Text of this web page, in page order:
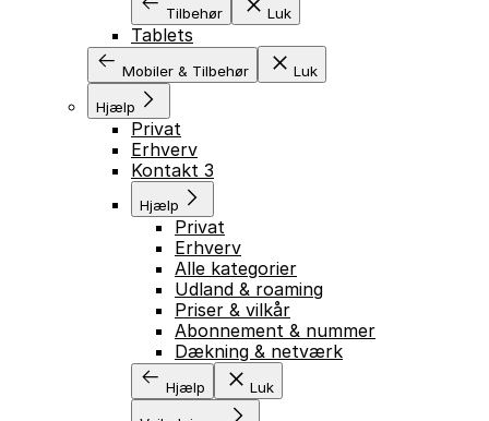
Tilbehør Luk
Tablets
Mobiler & Tilbehør Luk
Hjælp
Privat
Erhverv
Kontakt 3
Hjælp
Privat
Erhverv
Alle kategorier
Udland & roaming
Priser & vilkår
Abonnement & nummer
Dækning & netværk
Hjælp Luk